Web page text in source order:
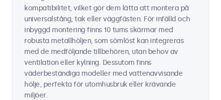
kompatibilitet, vilket gör dem lätta att montera på
universalstång, tak eller väggfästen. För infälld och
inbyggd montering finns 10 tums skärmar med
robusta metallhöljen, som sömlöst kan integreras
med de medföljande tillbehören, utan behov av
ventilation eller kylning. Dessutom finns
väderbeständiga modeller med vattenavvisande
hölje, perfekta för utomhusbruk eller krävande
miljöer.